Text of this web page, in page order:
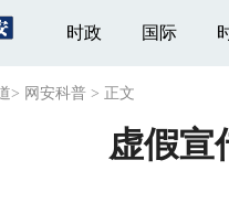
时政 国际
> 网安科普 > 正文
虚假